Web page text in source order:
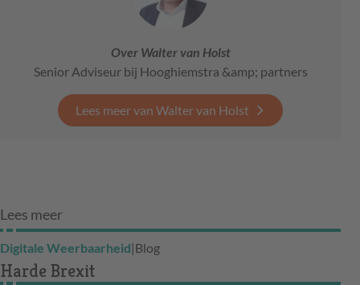
Over Walter van Holst
Senior Adviseur bij Hooghiemstra &amp; partners
Lees meer van Walter van Holst
Lees meer
Digitale Weerbaarheid|Blog
Harde Brexit